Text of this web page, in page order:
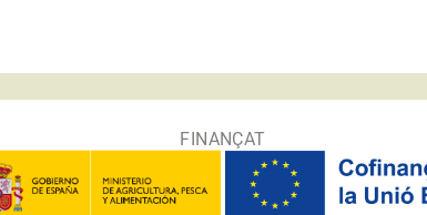
FINANÇAT